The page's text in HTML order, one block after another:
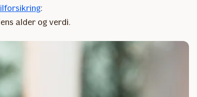
:
alder og verdi.